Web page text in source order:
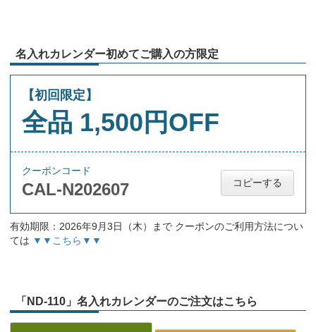
名入れカレンダー初めてご購入の方限定
【初回限定】
全品 1,500円OFF
クーポンコード
CAL-N202607 コピーする
有効期限：2026年9月3日（木）まで クーポンのご利用方法につい
ては ▼▼こちら▼▼
「ND-110」名入れカレンダーのご注文はこちら